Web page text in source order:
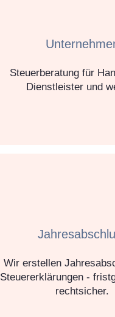
Steuerberatung für
Dienstleister und
Wir erstellen
Steuererklärungen -
rechtsicher.